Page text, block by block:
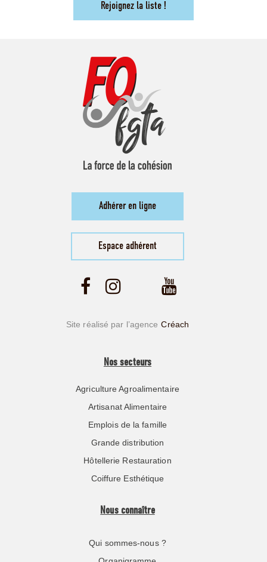
Rejoignez la liste !
Adhérer en ligne
Espace adhérent
Site réalisé par l’agence Créach
Nos secteurs
Agriculture Agroalimentaire
Artisanat Alimentaire
Emplois de la famille
Grande distribution
Hôtellerie Restauration
Coiffure Esthétique
Nous connaître
Qui sommes-nous ?